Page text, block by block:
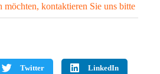
möchten, kontaktieren Sie uns bitte
Twitter LinkedIn